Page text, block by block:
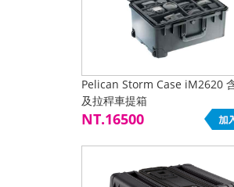
Pelican Storm Case iM2620
及拉稈車提箱
NT.16500